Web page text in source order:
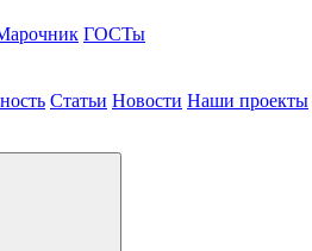
ГОСТы
Статьи Новости Наши проекты